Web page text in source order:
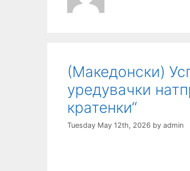
(Македонски)
уредувачки
кратенки“
Tuesday May 12th, 2026 by admin